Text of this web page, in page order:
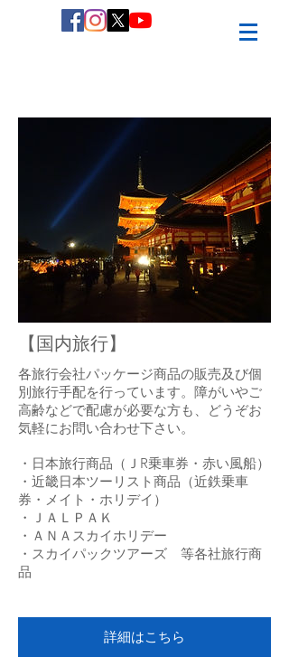
【国内旅行】
各旅行会社パッケージ商品の販売及び個
別旅行手配を行っています。障がいやご
高齢などで配慮が必要な方も、どうぞお
気軽にお問い合わせ下さい。
・日本旅行商品（ＪR乗車券・赤い風船）
・近畿日本ツーリスト商品（近鉄乗車
券・メイト・ホリデイ）
・ＪＡＬＰＡＫ
・ＡＮＡスカイホリデー
・スカイパックツアーズ 等各社旅行商
品
詳細はこちら